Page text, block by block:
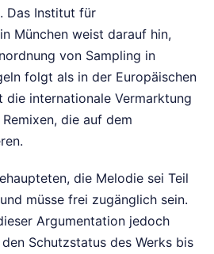
Das Institut für
München weist darauf hin,
von Sampling in
folgt als in der Europäischen
die internationale Vermarktung
die auf dem
die Melodie sei Teil
müsse frei zugänglich sein.
Argumentation jedoch
Schutzstatus des Werks bis